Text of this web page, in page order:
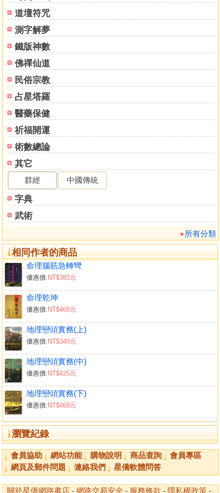
道壇符咒
測字解夢
鐵版神數
佛禪仙道
民俗宗教
占星塔羅
醫藥保健
祈福開運
術數總論
其它
群經 中國傳統
字典
武術
所有分類
相同作者的商品
命理腦筋急轉彎
優惠價: NT$383元
命理乾坤
優惠價: NT$468元
地理巒頭實務(上)
優惠價: NT$340元
地理巒頭實務(中)
優惠價: NT$425元
地理巒頭實務(下)
優惠價: NT$468元
瀏覽紀錄
會員協助 網站功能 購物說明 商品查詢
會員專區
網頁及郵件問題
連絡我們 星僑軟體問答
關於星僑網路書店 - 網路交易安全 - 服務條款 - 隱私權政策 -